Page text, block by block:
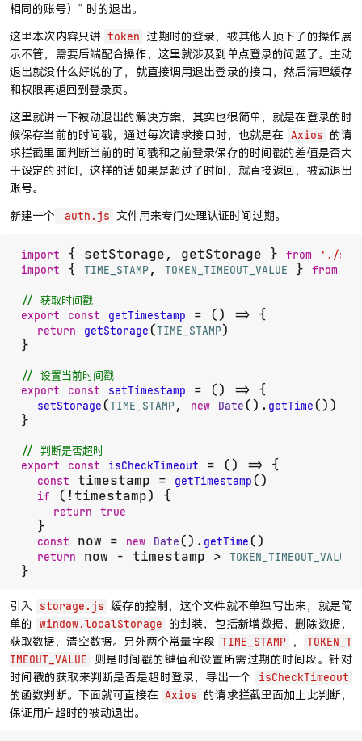
相同的账号）“ 时的退出。
这里本次内容只讲 token 过期时的登录，被其他人顶下了的操作展
示不管，需要后端配合操作，这里就涉及到单点登录的问题了。主动
退出就没什么好说的了，就直接调用退出登录的接口，然后清理缓存
和权限再返回到登录页。
这里就讲一下被动退出的解决方案，其实也很简单，就是在登录的时
候保存当前的时间戳，通过每次请求接口时，也就是在 Axios 的请
求拦截里面判断当前的时间戳和之前登录保存的时间戳的差值是否大
于设定的时间，这样的话如果是超过了时间，就直接返回，被动退出
账号。
新建一个
auth.js 文件用来专门处理认证时间过期。
import { setStorage, getStorage } from
'./
import
{ TIME_STAMP, TOKEN_TIMEOUT_VALUE } from
// 获取时间戳
export
const getTimestamp = () => {
return getStorage(TIME_STAMP)
}
// 设置当前时间戳
export
const setTimestamp = () => {
setStorage(TIME_STAMP, new Date(). getTime())
}
// 判断是否超时
export
const isCheckTimeout = () => {
const timestamp = getTimestamp()
if (!timestamp) {
return true
  }
const now = new Date(). getTime()
return now - timestamp > TOKEN_TIMEOUT_VALUE
}
引入 storage.js 缓存的控制，这个文件就不单独写出来，就是简
单的 window.localStorage 的封装，包括新增数据，删除数据，
获取数据，清空数据。另外两个常量字段 TIME_STAMP ，
TOKEN_T
IMEOUT_VALUE
则是时间戳的键值和设置所需过期的时间段。针对
时间戳的获取来判断是否是超时登录，导出一个
isCheckTimeout
的函数判断。下面就可直接在 Axios 的请求拦截里面加上此判断，
保证用户超时的被动退出。